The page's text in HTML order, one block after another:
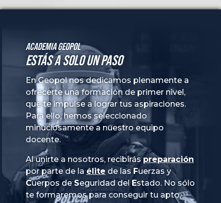
Academia GeoPol
Estás a solo un paso
En Geopol nos dedicamos plenamente a
ofrecerte una formación de primer nivel,
que te impulse a lograr tus aspiraciones.
Para ello, hemos seleccionado
minuciosamente a nuestro equipo
docente.
Al unirte a nosotros, recibiráspreparación
por parte de la élite de las Fuerzas y
Cuerpos de Seguridad del Estado. No sólo
te formaremos para conseguir tu apto,